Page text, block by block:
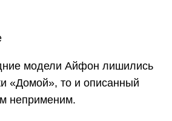
модели Айфон лишились
«Домой», то и описанный
неприменим.